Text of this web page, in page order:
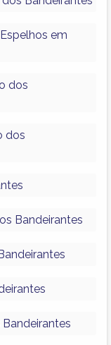
em
dos
dos
Bandeirantes